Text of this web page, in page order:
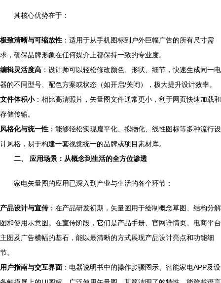
其核心优势在于：
极致清晰与可缩放性 ：适用于从手机图标到户外巨幅广告的所有尺寸需
求，确保品牌形象在任何媒介上都保持一致的专业度。
编辑灵活度高 ：设计师可以轻松修改颜色、形状、细节，快速生成同一电
器的不同型号、配色方案或状态（如开启/关闭），极大提升设计效率。
文件体积小：相比高清照片，矢量图文件通常更小，利于网页快速加载和
存储传输。
风格化与统一性 ：能够轻松实现扁平化、拟物化、线性图标等多种流行设
计风格，易于构建一套视觉统一的品牌或项目素材库。
二、 应用场景：从概念到生活的全方位渗透
家电矢量图的应用已深入到产业与生活的各个环节：
产品设计与宣传 ：在产品研发初期，矢量图用于绘制概念草图、结构分解
图和使用示意图。在宣传阶段，它们是产品手册、官网详情页、电商平台
主图及广告横幅的基石，能以最清晰的方式展现产品设计亮点和功能细
节。
用户指南与交互界面 ：电器说明书中的操作步骤图示、智能家电APP及设